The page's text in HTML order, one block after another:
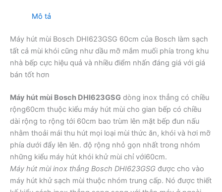
Mô tả
Máy hút mùi Bosch DHI623GSG 60cm của Bosch làm sạch
tất cả mùi khói cũng như dầu mỡ mắm muối phía trong khu
nhà bếp cực hiệu quả và nhiều điểm nhấn đáng giá với giá
bán tốt hơn
Máy hút mùi Bosch DHI623GSG dòng inox thẳng có chiều
rộng60cm thuộc kiểu máy hút mùi cho gian bếp có chiều
dài rộng to rộng tới 60cm bao trùm lên mặt bếp đun nấu
nhằm thoải mái thu hút mọi loại mùi thức ăn, khói và hơi mỡ
phía dưới đẩy lên lên. độ rộng nhỏ gọn nhất trong nhóm
những kiểu máy hút khói khử mùi chỉ với60cm.
Máy hút mùi inox thẳng Bosch DHI623GSG được cho vào
máy hút khử sạch mùi thuộc nhóm trung cấp. Nó được thiết